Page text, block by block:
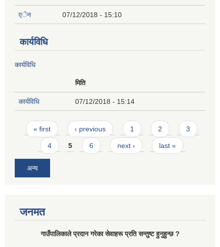
एेन 07/12/2018 - 15:10
कार्यविधि
कार्यविधि
मिति
कार्यविधि 07/12/2018 - 15:14
Pages
« first ‹ previous 1 2 3
4 5 6 next › last »
अन्य
जनमत
गाउँपालिकाले प्रदान गरेका सेवाहरू प्रति सन्तुष्ट हुनुहुन्छ ?